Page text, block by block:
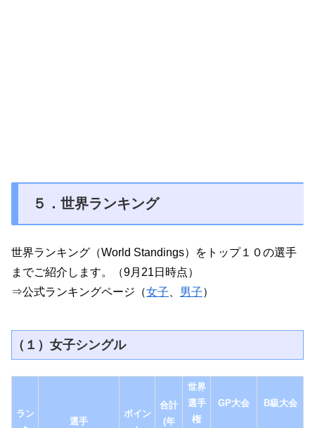
５．世界ランキング
世界ランキング（World Standings）をトップ１０の選手
までご紹介します。（9月21日時点）
⇒公式ランキングページ（女子 男子）
（１）女子シングル
ラン
選手
ポイン
合計
(年
世界
選手
権
GP大会 B級大会